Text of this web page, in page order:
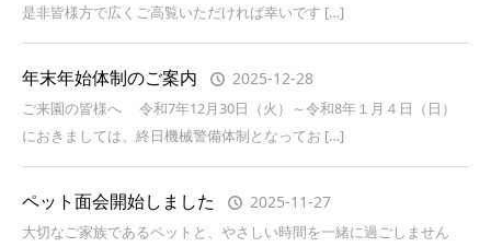
是非皆様方で広くご高覧いただければ幸いです […]
年末年始体制のご案内 2025-12-28
ご来園の皆様へ 令和7年12月30日（火）～令和8年１月４日（日）
におきましては、終日機械警備体制となってお […]
ペット面会開始しました 2025-11-27
大切なご家族であるペットと、やさしい時間を一緒に過ごしません